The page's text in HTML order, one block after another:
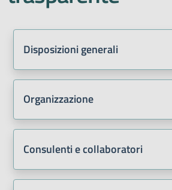
Disposizioni generali
Organizzazione
Consulenti e collaboratori